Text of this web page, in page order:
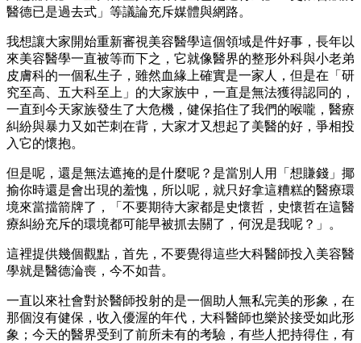
醫德已是過去式」等議論充斥媒體與網路。
我想讓大家開始重新審視美容醫學這個領域是件好事，長年以
來美容醫學一直被等而下之，它就像醫界的整形外科與小老弟
皮膚科的一個私生子，雖然血緣上確實是一家人，但是在「研
究至高、五大科至上」的大家族中，一直是無法獲得認同的，
一直到今天家族發生了大危機，健保掐住了我們的喉嚨，醫療
糾紛與暴力又如芒刺在背，大家才又想起了美醫的好，爭相投
入它的懷抱。
但是呢，還是無法遮掩的是什麼呢？是當別人用「想賺錢」揶
揄你時還是會出現的羞愧，所以呢，就只好拿這糟糕的醫療環
境來當擋箭牌了，「不要期待大家都是史懷哲，史懷哲在這醫
療糾紛充斥的環境都可能早被抓去關了，何況是我呢？」。
這裡提供幾個觀點，首先，不要覺得這些大科醫師投入美容醫
學就是醫德淪喪，今不如昔。
一直以來社會對於醫師投射的是一個助人無私完美的形象，在
那個沒有健保，收入優渥的年代，大科醫師也樂於接受如此形
象；今天的醫界受到了前所未有的考驗，有些人把持得住，有